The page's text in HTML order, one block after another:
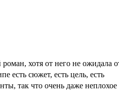
хотя от него не ожидала
есть сюжет, есть цель, есть
так что очень даже неплохое